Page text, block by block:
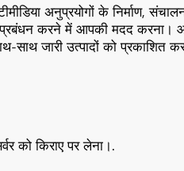
अनुप्रयोगों के निर्माण,
करने में आपकी मदद करना।
साथ जारी उत्पादों को
को किराए पर लेना।.